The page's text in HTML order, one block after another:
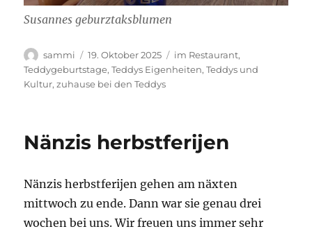
Susannes geburztaksblumen
Autor
sammi
Veröffentlicht
am
19. Oktober 2025 Kategorien
im Restaurant,
Teddygeburtstage,Teddys Eigenheiten,Teddys und
Kultur,zuhause bei den Teddys
Nänzis herbstferijen
Nänzis herbstferijen gehen am näxten
mittwoch zu ende. Dann war sie genau drei
wochen bei uns. Wir freuen uns immer sehr